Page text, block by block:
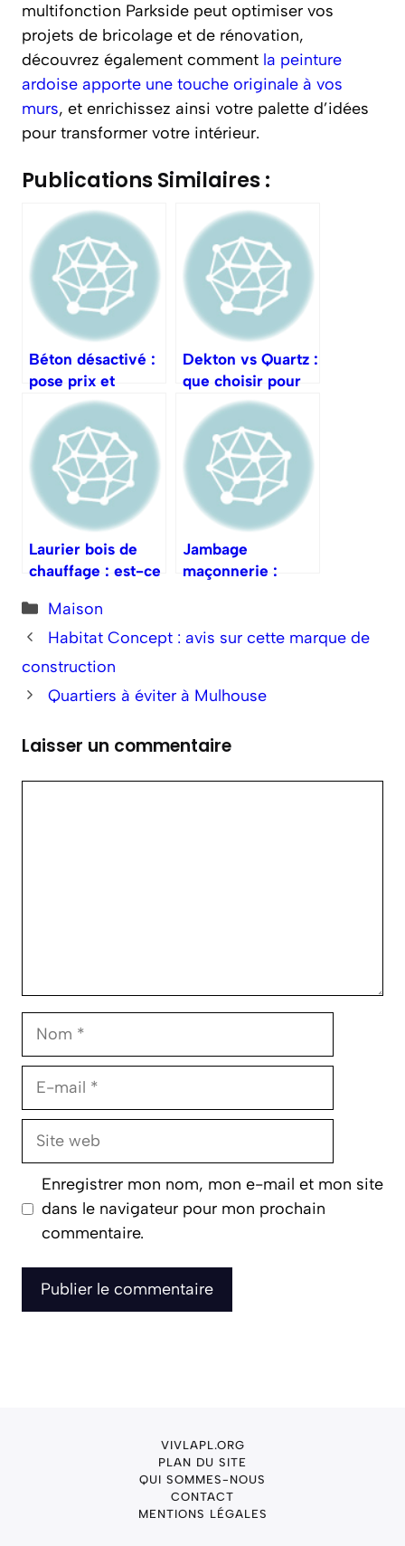
multifonction Parkside peut optimiser vos
projets de bricolage et de rénovation,
découvrez également comment la peinture
ardoise apporte une touche originale à vos
murs, et enrichissez ainsi votre palette d’idées
pour transformer votre intérieur.
Publications Similaires :
Béton désactivé :
pose prix et
entretien
Dekton vs Quartz :
que choisir pour
sa cuisine ?
Laurier bois de
chauffage : est-ce
Jambage
maçonnerie :
Catégories
Maison
Habitat Concept : avis sur cette marque de
construction
Quartiers à éviter à Mulhouse
Laisser un commentaire
Nom
E-
Site
Enregistrer mon nom, mon e-mail et mon site
dans le navigateur pour mon prochain
commentaire.
VIVLAPL.ORG
PLAN DU SITE
QUI SOMMES-NOUS
CONTACT
MENTIONS LÉGALES